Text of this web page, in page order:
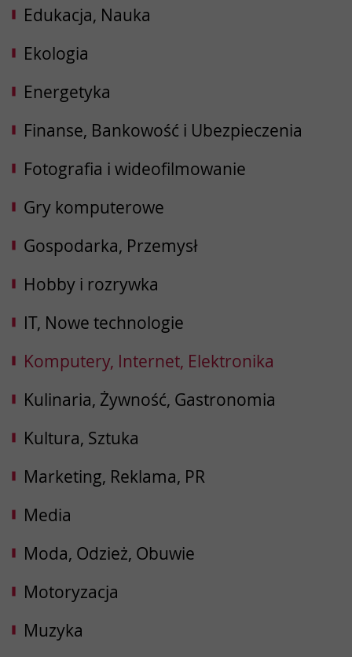
Edukacja, Nauka
Ekologia
Energetyka
Finanse, Bankowość i Ubezpieczenia
Fotografia i wideofilmowanie
Gry komputerowe
Gospodarka, Przemysł
Hobby i rozrywka
IT, Nowe technologie
Komputery, Internet, Elektronika
Kulinaria, Żywność, Gastronomia
Kultura, Sztuka
Marketing, Reklama, PR
Media
Moda, Odzież, Obuwie
Motoryzacja
Muzyka